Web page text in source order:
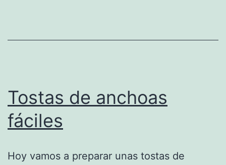
Tostas de anchoas
fáciles
Hoy vamos a preparar unas tostas de